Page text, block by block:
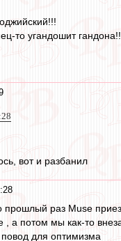
то угандошит
вот и разбанил
прошлый раз Muse
, а потом мы как-то
для оптимизма